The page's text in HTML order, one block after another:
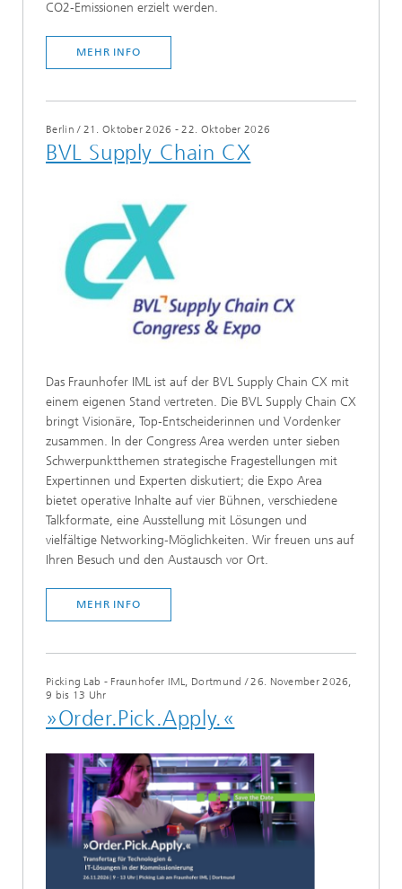
CO2-Emissionen erzielt werden.
MEHR INFO
Berlin / 21. Oktober 2026 - 22. Oktober 2026
BVL Supply Chain CX
Das Fraunhofer IML ist auf der BVL Supply Chain CX mit
einem eigenen Stand vertreten. Die BVL Supply Chain CX
bringt Visionäre, Top‑Entscheiderinnen und Vordenker
zusammen. In der Congress Area werden unter sieben
Schwerpunktthemen strategische Fragestellungen mit
Expertinnen und Experten diskutiert; die Expo Area
bietet operative Inhalte auf vier Bühnen, verschiedene
Talkformate, eine Ausstellung mit Lösungen und
vielfältige Networking‑Möglichkeiten. Wir freuen uns auf
Ihren Besuch und den Austausch vor Ort.
MEHR INFO
Picking Lab - Fraunhofer IML, Dortmund /26. November 2026,
9 bis 13 Uhr
»Order.Pick.Apply.«